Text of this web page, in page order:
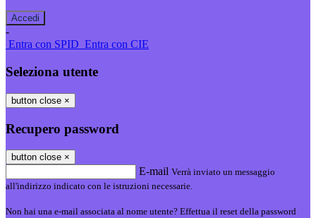
-
Entra con SPID Entra con CIE
Seleziona utente
button close ×
Recupero password
button close ×
E-mail Verrà inviato un messaggio
all'indirizzo indicato con le istruzioni necessarie.
Non hai una e-mail associata al nome utente? Effettua il reset della password